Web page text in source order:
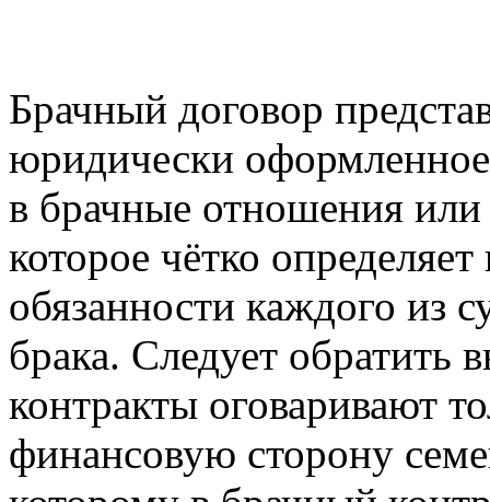
Брачный договор
юридически
в брачные отношения
которое чётко
обязанности каждого из
брака. Следует обратить
контракты оговаривают
финансовую сторону